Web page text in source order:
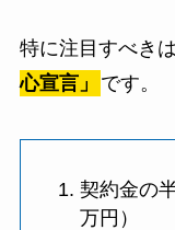
特に注目すべきは
心宣言」
です。
契約金の
万円）